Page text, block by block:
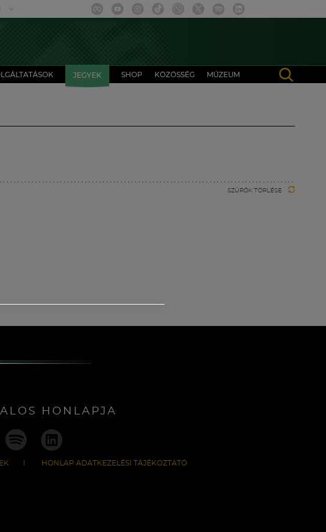
JEGYEK SHOP KÖZÖSSÉG MÚZEUM
SZŰRŐK TÖRLÉSE
HONLAPJA
HONLAP ADATKEZELÉSI TÁJÉKOZTATÓ